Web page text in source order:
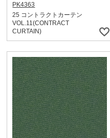
PK4363
25 コントラクトカーテン
VOL.11(CONTRACT
CURTAIN)